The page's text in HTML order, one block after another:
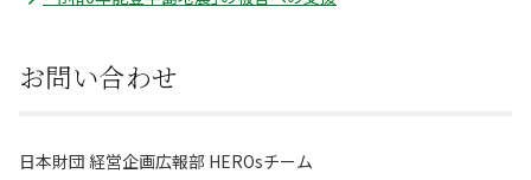
お問い合わせ
日本財団 経営企画広報部 HEROsチーム